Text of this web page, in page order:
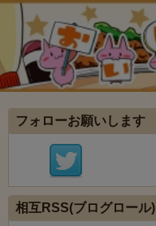
フォローお願いします
相互RSS(ブログロール)